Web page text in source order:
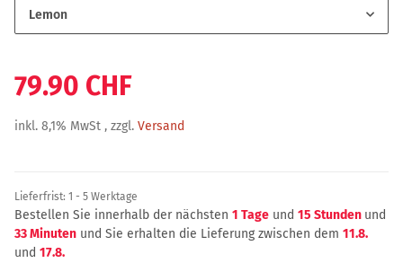
Lemon
79.90 CHF
inkl. 8,1% MwSt , zzgl. Versand
Lieferfrist: 1 - 5 Werktage
Bestellen Sie innerhalb der nächsten 1 Tage und 15 Stunden und
33 Minuten und Sie erhalten die Lieferung zwischen dem 11.8.
und 17.8.